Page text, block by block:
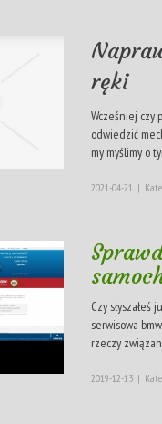
ręki
Wcześniej czy
odwiedzić
my myślimy o
2021-04-21 |
Czy słyszałeś
serwisowa
rzeczy
2019-12-13 |